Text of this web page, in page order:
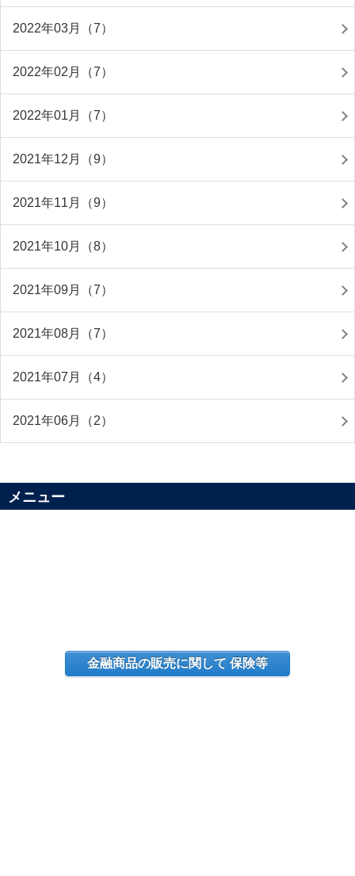
2022年03月（7）
2022年02月（7）
2022年01月（7）
2021年12月（9）
2021年11月（9）
2021年10月（8）
2021年09月（7）
2021年08月（7）
2021年07月（4）
2021年06月（2）
メニュー
金融商品の販売に関して 保険等